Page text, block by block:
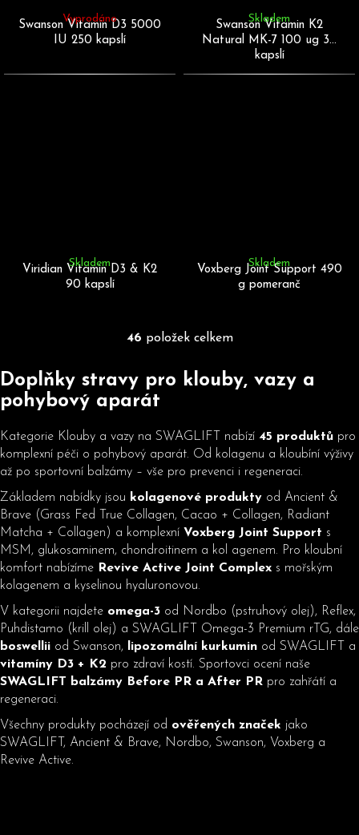
Swanson Vitamín D3 5000
IU 250 kapslí
Vyprodáno
Swanson Vitamin K2
Natural MK-7 100 ug 30
kapslí
Skladem
Viridian Vitamin D3 & K2
90 kapslí
Skladem
Voxberg Joint Support 490
g pomeranč
Skladem
O
a
c
í
r
v
k
y
v
ý
p
i
s
u
46 položek celkem
Doplňky stravy pro klouby, vazy a
pohybový aparát
Kategorie Klouby a vazy na SWAGLIFT nabízí 45 produktů pro
komplexní péči o pohybový aparát. Od kolagenu a kloubíní výživy
až po sportovní balzámy – vše pro prevenci i regeneraci.
Základem nabídky jsou kolagenové produkty od Ancient &
Brave (Grass Fed True Collagen, Cacao + Collagen, Radiant
Matcha + Collagen) a komplexní Voxberg Joint Support s
MSM, glukosaminem, chondroitinem a kol agenem. Pro kloubní
komfort nabízíme Revive Active Joint Complex s mořským
kolagenem a kyselinou hyaluronovou.
V kategorii najdete omega-3 od Nordbo (pstruhový olej), Reflex,
Puhdistamo (krill olej) a SWAGLIFT Omega-3 Premium rTG, dále
boswellii od Swanson, lipozomální kurkumin od SWAGLIFT a
vitamíny D3 + K2 pro zdraví kostí. Sportovci ocení naše
SWAGLIFT balzámy Before PR a After PR pro zahřátí a
regeneraci.
Všechny produkty pocházejí od ověřených značek jako
SWAGLIFT, Ancient & Brave, Nordbo, Swanson, Voxberg a
Revive Active.